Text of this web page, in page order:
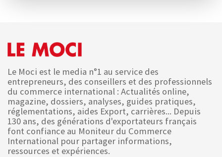
Le Moci est le media n°1 au service des
entrepreneurs, des conseillers et des professionnels
du commerce international : Actualités online,
magazine, dossiers, analyses, guides pratiques,
réglementations, aides Export, carrières... Depuis
130 ans, des générations d'exportateurs français
font confiance au Moniteur du Commerce
International pour partager informations,
ressources et expériences.